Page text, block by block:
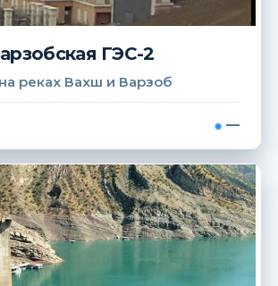
ГЭС-2
реках Вахш и Варзоб
—